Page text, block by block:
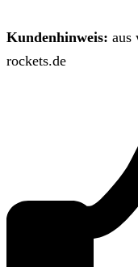
Kundenhinweis: aus
rockets.de